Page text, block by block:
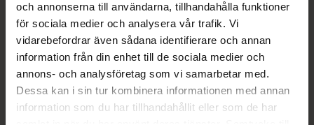
och annonserna till användarna, tillhandahålla funktioner
för sociala medier och analysera vår trafik. Vi
vidarebefordrar även sådana identifierare och annan
information från din enhet till de sociala medier och
annons- och analysföretag som vi samarbetar med.
Dessa kan i sin tur kombinera informationen med annan
information som du har tillhandahållit eller som de har
Mabs Knästödbandage kan dämpa och
motverka värk och skador i knä genom ett
stadigt stöd för knäleden. Modellen finns i två
olika storlekar. Small/Medium och
Large/Extra-large med respektive omkrets
29-35 cm samt 36-44 cm.